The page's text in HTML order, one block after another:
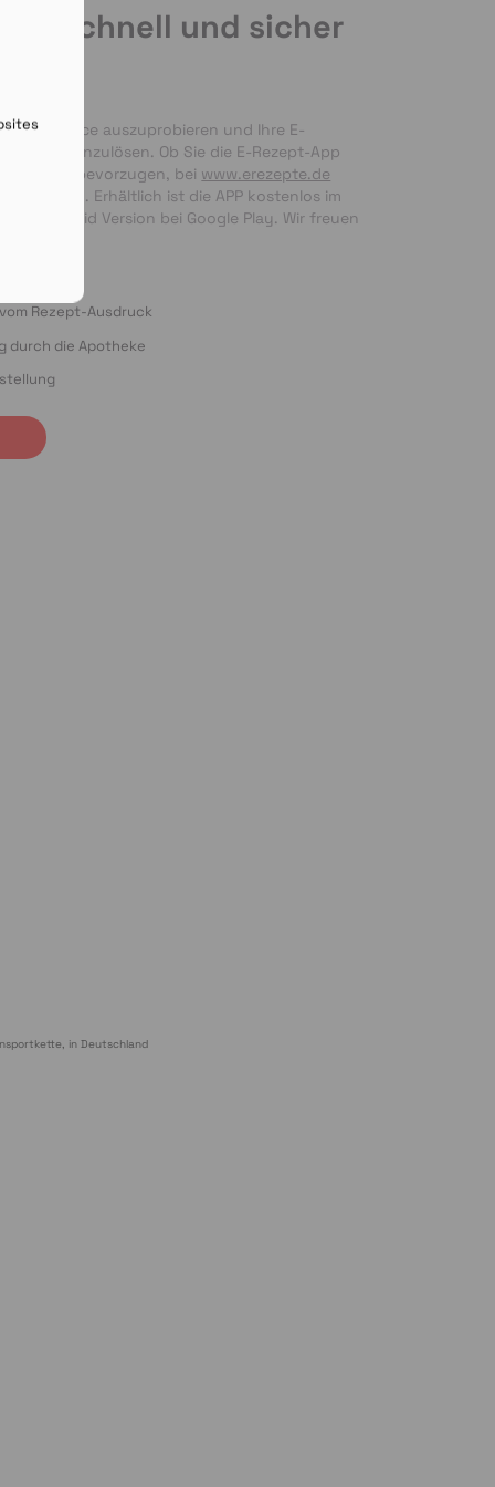
schnell und sicher
Service auszuprobieren und Ihre E-
bequem einzulösen. Ob Sie die E-Rezept-App
per Foto bevorzugen, bei www.erezepte.de
Händen. Erhältlich ist die APP kostenlos im
als Android Version bei Google Play. Wir freuen
Rezept-Ausdruck
durch die Apotheke
in Deutschland